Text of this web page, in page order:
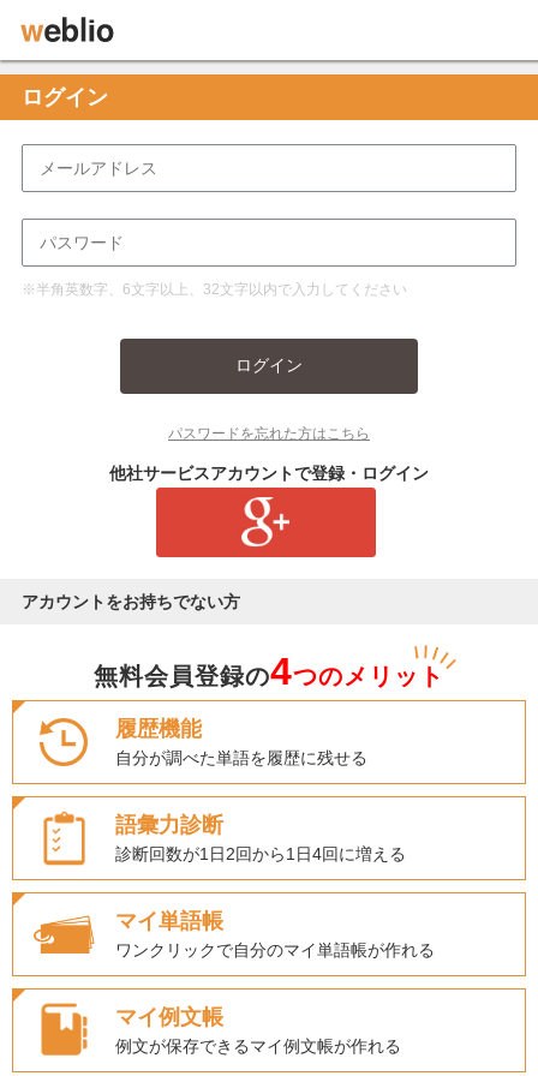
ログイン
※半角英数字、6文字以上、32文字以内で入力してください
ログイン
パスワードを忘れた方はこちら
他社サービスアカウントで登録・ログイン
アカウントをお持ちでない方
無料会員登録の4つのメリット
履歴機能
自分が調べた単語を履歴に残せる
語彙力診断
診断回数が1日2回から1日4回に増える
マイ単語帳
ワンクリックで自分のマイ単語帳が作れる
マイ例文帳
例文が保存できるマイ例文帳が作れる